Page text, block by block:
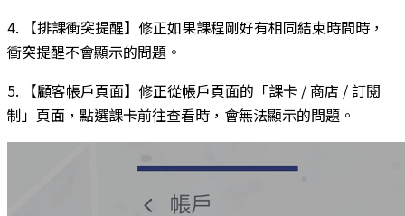
4. 【排課衝突提醒】修正如果課程剛好有相同結束時間時，
衝突提醒不會顯示的問題。
5. 【顧客帳戶頁面】修正從帳戶頁面的「課卡 / 商店 / 訂閱
制」頁面，點選課卡前往查看時，會無法顯示的問題。